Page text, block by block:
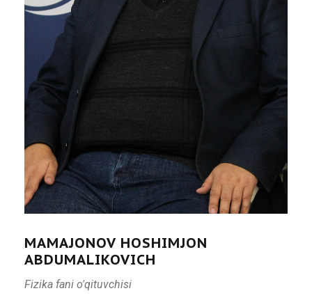
MAMAJONOV HOSHIMJON
ABDUMALIKOVICH
Fizika fani o'qituvchisi